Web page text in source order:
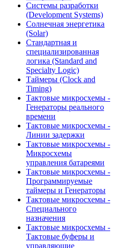
Системы разработки
(Development Systems)
Солнечная энергетика
(Solar)
Стандартная и
специализированная
логика (Standard and
Specialty Logic)
Таймеры (Clock and
Timing)
Тактовые микросхемы -
Генераторы реального
времени
Тактовые микросхемы -
Линии задержки
Тактовые микросхемы -
Микросхемы
управления батареями
Тактовые микросхемы -
Программируемые
таймеры и Генераторы
Тактовые микросхемы -
Специального
назначения
Тактовые микросхемы -
Тактовые буферы и
управляющие